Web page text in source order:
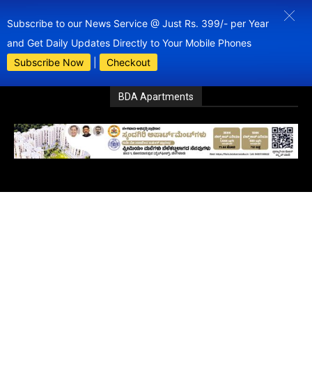
Subscribe to our News Service @ Just Rs. 399/- per Year
and Get Daily Updates Directly to Your Mobile Phones
Subscribe Now
Checkout
BDA Apartments